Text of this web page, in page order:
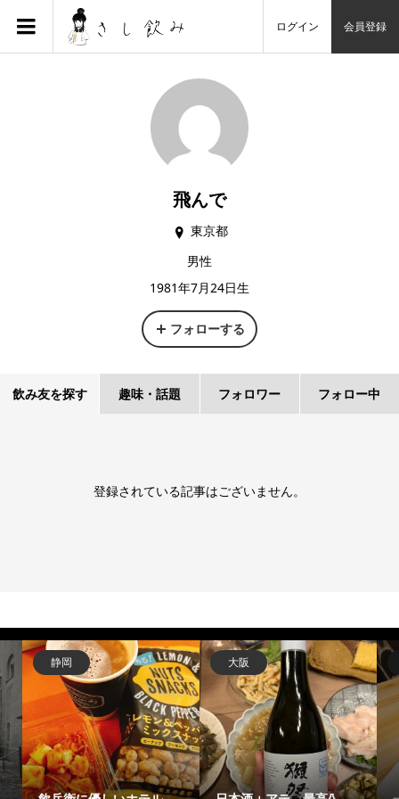
ログイン 会員登録
飛んで
東京都
男性
1981年7月24日生
フォローする
飲み友を探す 趣味・話題 フォロワー フォロー中
登録されている記事はございません。
静岡 大阪